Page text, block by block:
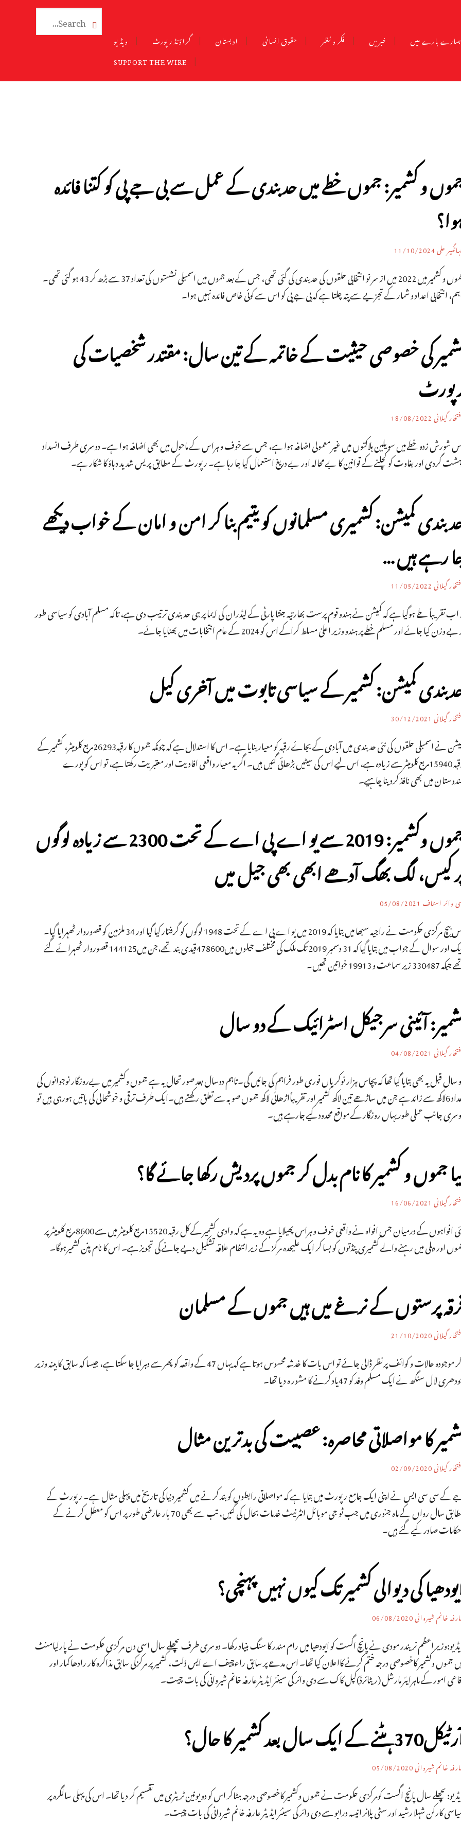
ہمارے بارے میں خبریں فکر و نظر حقوق انسانی ادبستان گراؤنڈ رپورٹ
ویڈیو
SUPPORT THE WIRE

و کشمیر: جموں خطے میں حد بندی کے عمل سے بی جے پی کو کتنا فائدہ
علی11/10/2024
جموں و کشمیر میں 2022 میں از سر نو انتخابی حلقوں کی حد بندی کی گئی تھی، جس کے بعد جموں میں اسمبلی نشستوں کی تعداد 37 سے بڑھ کر 43 ہو گئی تھی۔
انتخابی اعداد و شمار کے تجزیے سے پتہ چلتا ہے کہ بی جے پی کو اس سے کوئی خاص فائدہ نہیں ہوا۔
کی خصوصی حیثیت کے خاتمہ کے تین سال: مقتدر شخصیات کی
گیلانی18/08/2022
شورش زدہ خطے میں سویلین ہلاکتوں میں غیر معمولی اضافہ ہوا ہے، جس سے خوف و ہراس کے ماحول میں بھی اضافہ ہوا ہے۔ دوسری طرف انسداد
گردی اور بغاوت کو کچلنے کے قوانین کا بے محالہ اور بے دریغ استعمال کیا جا رہا ہے۔ رپورٹ کے مطابق پریس شدید دباؤ کا شکار ہے۔
کمیشن: کشمیری مسلمانوں کو یتیم بنا کر امن و امان کے خواب دیکھے
رہے ہیں …
گیلانی11/05/2022
اب تقریباً طے ہوگیا ہے کہ کمیشن نے ہندو قوم پرست بھارتیہ جنتا پارٹی کے لیڈران کی ایما پر ہی حد بندی ترتیب دی ہے، تاکہ مسلم آبادی کو سیاسی طور
وزن کیا جائے اور مسلم خطے پر ہندو وزیر اعلیٰ مسلط کراکے اس کو 2024 کے عام انتخابات میں بھنایا جائے۔
بندی کمیشن: کشمیر کے سیاسی تابوت میں آخری کیل
گیلانی 30/12/2021
کمیشن نے اسمبلی حلقوں کی نئی حد بندی میں آبادی کے بجائے رقبہ کو معیار بنایا ہے۔ اس کا استدلال ہے کہ چونکہ جموں کا رقبہ26293مربع کلومیٹر، کشمیر کے
رقبہ 15940مربع کلومیٹر سے زیادہ ہے، اس لیے اس کی سیٹیں بڑھائی گئیں ہیں۔ اگر یہ معیار واقعی افادیت اور معتبریت رکھتا ہے، تو اس کو پورے
میں بھی نافذ کردینا چاہیے۔
جموں وکشمیر: 2019 سے یو اے پی اے کے تحت 2300 سے زیادہ لوگوں
کیس، لگ بھگ آدھے ابھی بھی جیل میں
وائر اسٹاف 05/08/2021
اس بیچ مرکزی حکومت نے راجیہ سبھا میں بتایا کہ 2019 میں یو اے پی اے کے تحت 1948 لوگوں کو گرفتار کیا گیا اور 34 ملزمین کو قصوروار ٹھہرایا گیا۔
ایک اور سوال کے جواب میں بتایا گیا کہ 31 دسمبر 2019 تک ملک کی مختلف جیلوں میں478600قیدی بند تھے،جن میں144125 قصوروار ٹھہرائے گئے
زیر سماعت و 19913 خواتین تھیں۔
آئینی سرجیکل اسٹرائیک کے دو سال
گیلانی 04/08/2021
سال قبل یہ بھی بتایا گیا تھا کہ پچاس ہزار نوکریاں فوری طور فراہم کی جائیں گی۔تاہم دوسال بعد صورتحال یہ ہے جموں وکشمیر میں بےروزگار نوجوانوں کی
تعداد 6لاکھ سے زائد ہے جن میں ساڑھے تین لاکھ کشمیر اور تقریباًاڑھائی لاکھ جموں صوبہ سے تعلق رکھتے ہیں۔ایک طرف ترقی و خوشحالی کی باتیں ہورہی ہیں تو
جانب عملی طور یہاں روزگار کے مواقع محدود کیے جارہے ہیں۔
جموں و کشمیر کا نام بدل کر جموں پردیش رکھا جائے گا؟
گیلانی 16/06/2021
کئی افواہوں کے درمیان جس افواہ نے واقعی خوف و ہراس پھیلایا ہے وہ یہ ہے کہ وادی کشمیر کے کل رقبہ 15520مربع کلومیٹر میں سے 8600مربع کلومیٹر پر
اور دہلی میں رہنے والے کشمیری پنڈتوں کو بسا کر ایک علیحدہ مرکز کے زیر انتظام علاقہ تشکیل دیے جانے کی تجویز ہے۔ اس کا نام پنن کشمیرہوگا۔
پرستوں کے نرغے میں ہیں جموں کے مسلمان
گیلانی21/10/2020
اگر موجودہ حالات و کوائف پرنظر ڈالی جائے تو اس بات کا خدشہ محسوس ہوتا ہے کہ یہاں 47 کے واقعہ کو پھر سے دہرایا جا سکتا ہے، جیسا کہ سابق کابینہ وزیر
لا ل سنگھ نے ایک مسلم وفد کو 47یاد کرنے کا مشور ہ دیا تھا۔
کا مواصلاتی محاصرہ: عصبیت کی بدترین مثال
گیلانی02/09/2020
کے سی سی ایس نے اپنی ایک جامع رپورٹ میں بتایا ہے کہ مواصلاتی رابطوں کو بند کرنے میں کشمیر دنیا کی تاریخ میں پہلی مثال ہے۔ رپورٹ کے
مطابق سال رواں کے ماہ جنوری میں جب ٹو جی موبائل انٹرنیٹ خدمات بحال کی گئیں، تب سے بھی 70 بار عارضی طور پر اس کو معطل کرنے کے
صادر کیے گئے ہیں۔
کی دیوالی کشمیر تک کیوں نہیں پہنچی؟
خانم شیروانی06/08/2020
اعظم نریندر مودی نے پانچ اگست کو ایودھیا میں رام مندر کا سنگ بنیاد رکھا۔ دوسری طرف پچھلے سال اسی دن مرکزی حکومت نے پارلیامنٹ
جموں وکشمیر کاخصوصی درجہ ختم کرنے کااعلان کیا تھا۔ اس مدعے پر سابق راءچیف اے ایس دُلت، کشمیر پر مرکزکی سابق مذاکرہ کار رادھا کمار اور
امور کے ماہرایئر مارشل (ریٹائرڈ)کپل کاک سے دی وائر کی سینئر ایڈیٹرعارفہ خانم شیروانی کی بات چیت۔
کے ایک سال بعد کشمیر کا حال؟
خانم شیروانی05/08/2020
پچھلے سال پانچ اگست کومرکزی حکومت نے جموں وکشمیر کاخصوصی درجہ ہٹاکر اس کو دو یونین ٹریٹری میں تقسیم کر دیا تھا۔ اس کی پہلی سالگرہ پر
کارکن شہلا رشید اور سٹی پلانر انیسہ درابو سے دی وائر کی سینئر ایڈیٹر عارفہ خانم شیروانی کی بات چیت۔